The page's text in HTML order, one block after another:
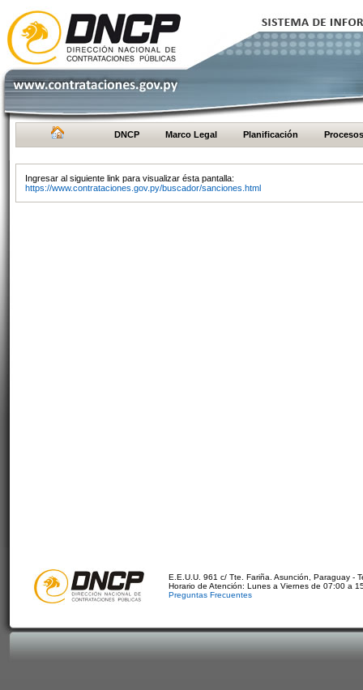
DNCP Marco Legal Planificación Procesos
Ingresar al siguiente link para visualizar ésta pantalla:
https://www.contrataciones.gov.py/buscador/sanciones.html
E.E.U.U. 961 c/ Tte. Fariña. Asunción, Paraguay -
Horario de Atención: Lunes a Viernes de 07:00 a
Preguntas Frecuentes